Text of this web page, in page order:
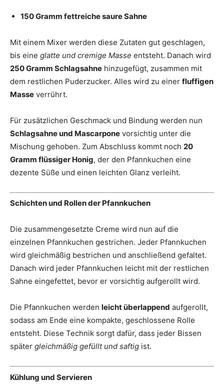
150 Gramm fettreiche saure Sahne
Mit einem Mixer werden diese Zutaten gut geschlagen,
bis eine glatte und cremige Masse entsteht. Danach wird
250 Gramm Schlagsahne hinzugefügt, zusammen mit
dem restlichen Puderzucker. Alles wird zu einer fluffigen
Masse verrührt.
Für zusätzlichen Geschmack und Bindung werden nun
Schlagsahne und Mascarpone vorsichtig unter die
Mischung gehoben. Zum Abschluss kommt noch 20
Gramm flüssiger Honig, der den Pfannkuchen eine
dezente Süße und einen leichten Glanz verleiht.
Schichten und Rollen der Pfannkuchen
Die zusammengesetzte Creme wird nun auf die
einzelnen Pfannkuchen gestrichen. Jeder Pfannkuchen
wird gleichmäßig bestrichen und anschließend gefaltet.
Danach wird jeder Pfannkuchen leicht mit der restlichen
Sahne eingefettet, bevor er vorsichtig aufgerollt wird.
Die Pfannkuchen werden leicht überlappend aufgerollt,
sodass am Ende eine kompakte, geschlossene Rolle
entsteht. Diese Technik sorgt dafür, dass jeder Bissen
später gleichmäßig gefüllt und saftig ist.
Kühlung und Servieren